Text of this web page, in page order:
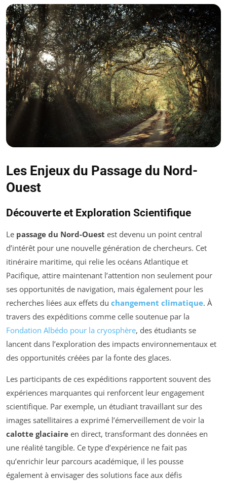
Les Enjeux du Passage du Nord-
Ouest
Découverte et Exploration Scientifique
Le passage du Nord-Ouest est devenu un point central
d’intérêt pour une nouvelle génération de chercheurs. Cet
itinéraire maritime, qui relie les océans Atlantique et
Pacifique, attire maintenant l’attention non seulement pour
ses opportunités de navigation, mais également pour les
recherches liées aux effets du changement climatique. À
travers des expéditions comme celle soutenue par la
Fondation Albédo pour la cryosphère, des étudiants se
lancent dans l’exploration des impacts environnementaux et
des opportunités créées par la fonte des glaces.
Les participants de ces expéditions rapportent souvent des
expériences marquantes qui renforcent leur engagement
scientifique. Par exemple, un étudiant travaillant sur des
images satellitaires a exprimé l’émerveillement de voir la
calotte glaciaire en direct, transformant des données en
une réalité tangible. Ce type d’expérience ne fait pas
qu’enrichir leur parcours académique, il les pousse
également à envisager des solutions face aux défis